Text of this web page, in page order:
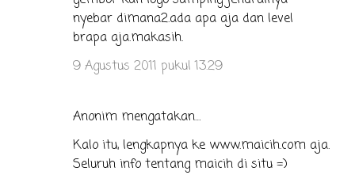
nyebar dimana2.ada apa aja dan level
brapa aja.makasih.
9 Agustus 2011 pukul 13.29
Anonim mengatakan…
Kalo itu, lengkapnya ke www.maicih.com aja.
Seluruh info tentang maicih di situ =)